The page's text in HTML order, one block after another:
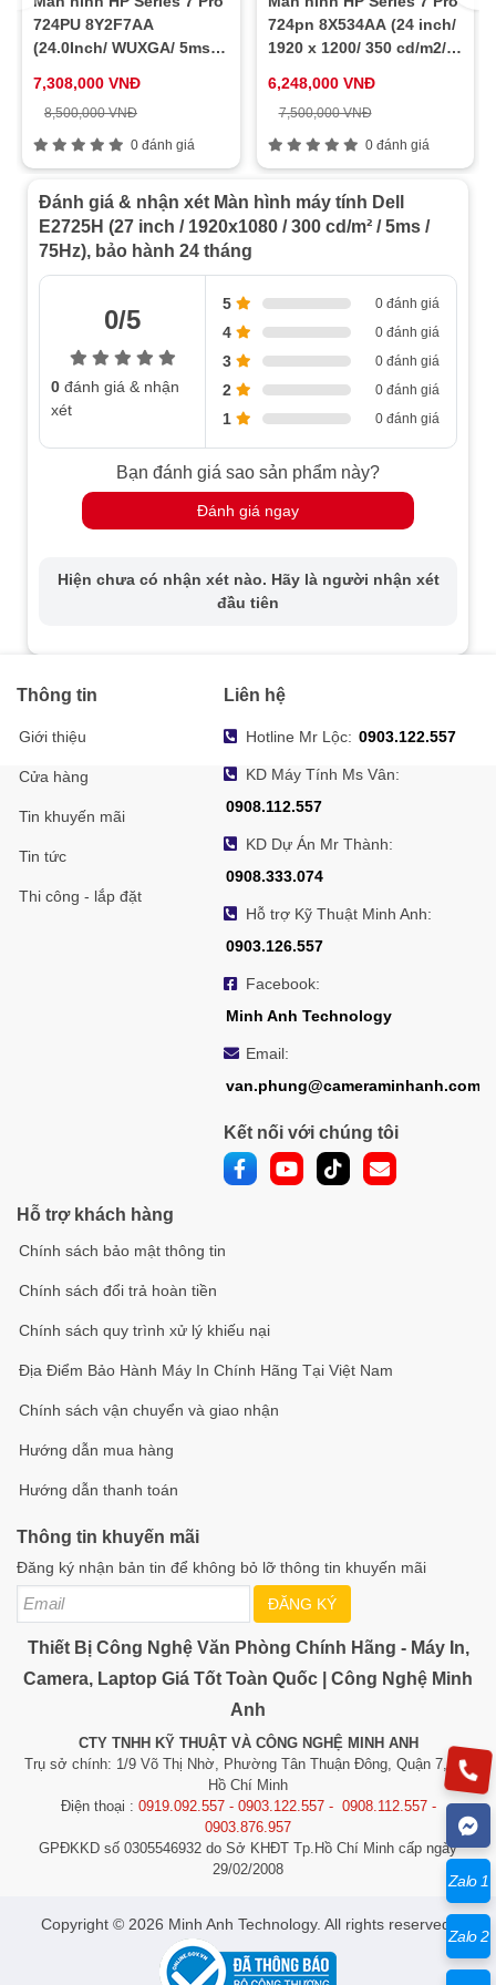
Tấm nền
VA
724PU 8Y2F7AA
(24.0Inch/ WUXGA/ 5ms/
7,308,000 VNĐ
8,500,000 VNĐ
0 đánh giá
724pn 8X534AA (24 inch/
1920 x 1200/ 350 cd/m2/
6,248,000 VNĐ
7,500,000 VNĐ
0 đánh giá
Đánh giá & nhận xét Màn hình máy tính Dell
E2725H (27 inch / 1920x1080 / 300 cd/m² / 5ms /
75Hz), bảo hành 24 tháng
0/5
0 đánh giá & nhận
xét
5 0 đánh giá
4 0 đánh giá
3 0 đánh giá
2 0 đánh giá
1 0 đánh giá
Bạn đánh giá sao sản phẩm này?
Đánh giá ngay
Hiện chưa có nhận xét nào. Hãy là người nhận xét
đầu tiên
Thông tin
Giới thiệu
Cửa hàng
Tin khuyến mãi
Tin tức
Thi công - lắp đặt
Liên hệ
Hotline Mr Lộc: 0903.122.557
KD Máy Tính Ms Vân:
0908.112.557
KD Dự Án Mr Thành:
0908.333.074
Hỗ trợ Kỹ Thuật Minh Anh:
0903.126.557
Facebook:
Minh Anh Technology
Email:
van.phung@cameraminhanh.com
Kết nối với chúng tôi
Hỗ trợ khách hàng
Chính sách bảo mật thông tin
Chính sách đổi trả hoàn tiền
Chính sách quy trình xử lý khiếu nại
Địa Điểm Bảo Hành Máy In Chính Hãng Tại Việt Nam
Chính sách vận chuyển và giao nhận
Hướng dẫn mua hàng
Hướng dẫn thanh toán
Thông tin khuyến mãi
Đăng ký nhận bản tin để không bỏ lỡ thông tin khuyến mãi
ĐĂNG KÝ
Thiết Bị Công Nghệ Văn Phòng Chính Hãng - Máy In,
Camera, Laptop Giá Tốt Toàn Quốc | Công Nghệ Minh
Anh
CTY TNHH KỸ THUẬT VÀ CÔNG NGHỆ MINH ANH
Trụ sở chính: 1/9 Võ Thị Nhờ, Phường Tân Thuận Đông, Quận 7, TP.
Hồ Chí Minh
Điện thoại : 0919.092.557 - 0903.122.557 - 0908.112.557 -
0903.876.957
GPĐKKD số 0305546932 do Sở KHĐT Tp.Hồ Chí Minh cấp ngày
29/02/2008
​​​​​​Copyright © 2026 Minh Anh Technology. All rights reserved.
Zalo 1
Zalo 2